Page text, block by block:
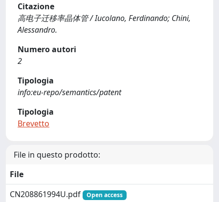
Citazione
高电子迁移率晶体管 / Iucolano, Ferdinando; Chini,
Alessandro.
Numero autori
2
Tipologia
info:eu-repo/semantics/patent
Tipologia
Brevetto
File in questo prodotto:
File
CN208861994U.pdf
Open access